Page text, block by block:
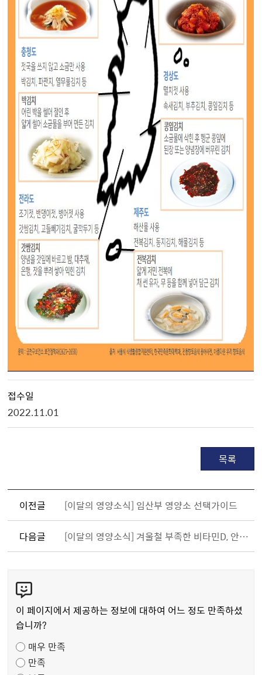
접수일
2022.11.01
목록
이전글 [이달의 영양소식] 임산부 영양소 선택가이드
다음글 [이달의 영양소식] 겨울철 부족한 비타민D, 안전하게 식품으로 보충해요.
텐
츠
만
도
조
이 페이지에서 제공하는 정보에 대하여 어느 정도 만족하셨
습니까?
매우 만족
만족